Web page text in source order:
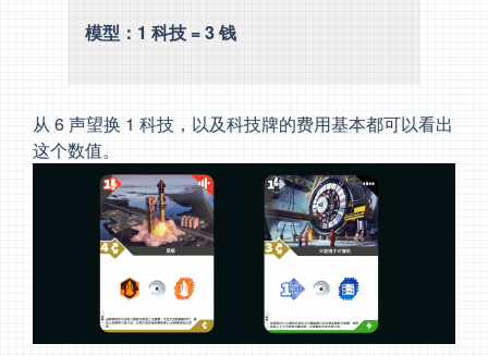
模型：1 科技 = 3 钱
从 6 声望换 1 科技，以及科技牌的费用基本都可以看出
这个数值。